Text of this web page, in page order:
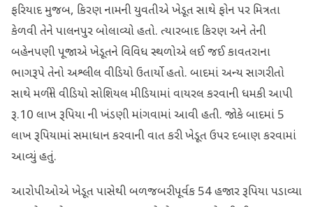
ફરિયાદ મુજબ, કિરણ નામની યુવતીએ ખેડૂત સાથે ફોન પર મિત્રતા
કેળવી તેને પાલનપુર બોલાવ્યો હતો. ત્યારબાદ કિરણ અને તેની
બહેનપણી પૂજાએ ખેડૂતને વિવિધ સ્થળોએ લઈ જઈ કાવતરાના
ભાગરૂપે તેનો અશ્લીલ વીડિયો ઉતાર્યો હતો. બાદમાં અન્ય સાગરીતો
સાથે મળીને વીડિયો સોશિયલ મીડિયામાં વાયરલ કરવાની ધમકી આપી
રૂ.10 લાખ રૂપિયા ની ખંડણી માંગવામાં આવી હતી. જોકે બાદમાં 5
લાખ રૂપિયામાં સમાધાન કરવાની વાત કરી ખેડૂત ઉપર દબાણ કરવામાં
આવ્યું હતું.
આરોપીઓએ ખેડૂત પાસેથી બળજબરીપૂર્વક 54 હજાર રૂપિયા પડાવ્યા